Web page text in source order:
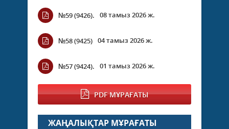
№59 (9426). 08 тамыз 2026 ж.
№58 (9425) 04 тамыз 2026 ж.
№57 (9424). 01 тамыз 2026 ж.
PDF МҰРАҒАТЫ
ЖАҢАЛЫҚТАР МҰРАҒАТЫ